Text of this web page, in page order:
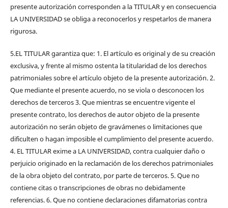
presente autorización corresponden a la TITULAR y en consecuencia
LA UNIVERSIDAD se obliga a reconocerlos y respetarlos de manera
rigurosa.
5.EL TITULAR garantiza que: 1. El artículo es original y de su creación
exclusiva, y frente al mismo ostenta la titularidad de los derechos
patrimoniales sobre el artículo objeto de la presente autorización. 2.
Que mediante el presente acuerdo, no se viola o desconocen los
derechos de terceros 3. Que mientras se encuentre vigente el
presente contrato, los derechos de autor objeto de la presente
autorización no serán objeto de gravámenes o limitaciones que
dificulten o hagan imposible el cumplimiento del presente acuerdo.
4. EL TITULAR exime a LA UNIVERSIDAD, contra cualquier daño o
perjuicio originado en la reclamación de los derechos patrimoniales
de la obra objeto del contrato, por parte de terceros. 5. Que no
contiene citas o transcripciones de obras no debidamente
referencias. 6. Que no contiene declaraciones difamatorias contra